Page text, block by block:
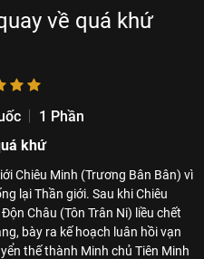
về quá khứ
1 Phần
khứ
Chiêu Minh (Trương Bân Bân) vì
lại Thần giới. Sau khi Chiêu
Châu (Tôn Trân Ni) liều chết
bày ra kế hoạch luân hồi vạn
thế thành Minh chủ Tiên Minh